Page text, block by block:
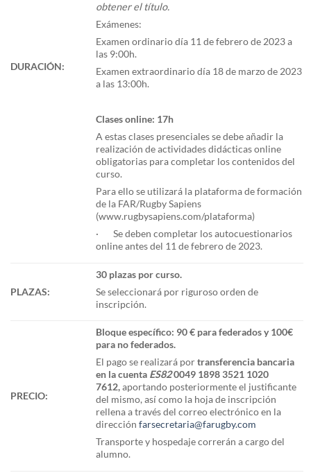
DURACIÓN:
obtener el título.
Exámenes:
Examen ordinario día 11 de febrero de 2023 a
las 9:00h.
Examen extraordinario día 18 de marzo de 2023
a las 13:00h.
Clases online: 17h
A estas clases presenciales se debe añadir la
realización de actividades didácticas online
obligatorias para completar los contenidos del
curso.
Para ello se utilizará la plataforma de formación
de la FAR/Rugby Sapiens
(www.rugbysapiens.com/plataforma)
· Se deben completar los autocuestionarios
online antes del 11 de febrero de 2023.
PLAZAS:
30 plazas por curso.
Se seleccionará por riguroso orden de
inscripción.
PRECIO:
Bloque específico: 90 € para federados y 100€
para no federados.
El pago se realizará portransferencia bancaria
en la cuenta ES820049 1898 3521 1020
7612,aportando posteriormente el justificante
del mismo, así como la hoja de inscripción
rellena a través del correo electrónico en la
direcciónfarsecretaria@farugby.com
Transporte y hospedaje correrán a cargo del
alumno.